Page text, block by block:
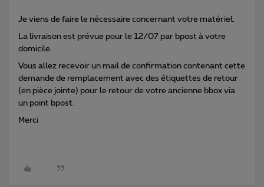
Je viens de faire le nécessaire concernant votre matériel.
La livraison est prévue pour le 12/07 par bpost à votre
domicile.
Vous allez recevoir un mail de confirmation contenant cette
demande de remplacement avec des étiquettes de retour
(en pièce jointe) pour le retour de votre ancienne bbox via
un point bpost.
Merci